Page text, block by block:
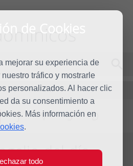
de Cookies
mejorar su experiencia de
tráfico y mostrarle
personalizados. Al hacer clic
da su consentimiento a
Más información en
.
todo
J V S D
del día